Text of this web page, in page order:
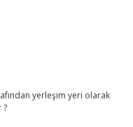
yerleşim yeri olarak
?